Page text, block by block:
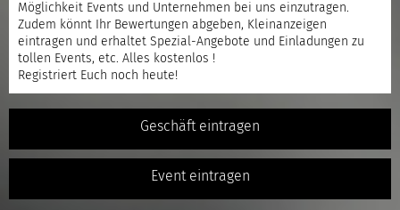
Möglichkeit Events und Unternehmen bei uns einzutragen.
Zudem könnt Ihr Bewertungen abgeben, Kleinanzeigen
eintragen und erhaltet Spezial-Angebote und Einladungen zu
tollen Events, etc. Alles kostenlos !
Registriert Euch noch heute!
Geschäft eintragen
Event eintragen